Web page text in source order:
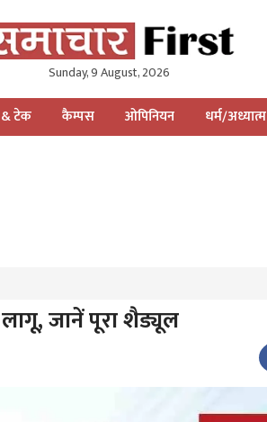
Sunday, 9 August, 2026
टेक कैम्पस ओपिनियन धर्म/अध्यात्म
जानें पूरा शैड्यूल